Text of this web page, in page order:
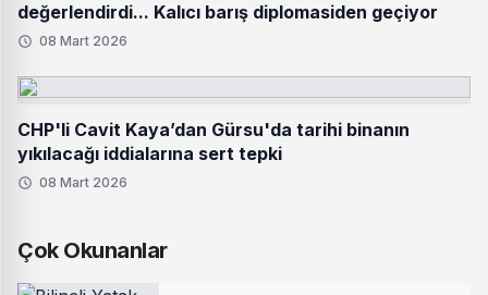
değerlendirdi... Kalıcı barış diplomasiden geçiyor
08 Mart 2026
CHP'li Cavit Kaya’dan Gürsu'da tarihi binanın
yıkılacağı iddialarına sert tepki
08 Mart 2026
Çok Okunanlar